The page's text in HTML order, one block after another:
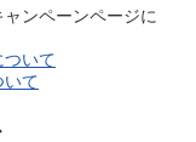
ンペーンページに
ついて
いて